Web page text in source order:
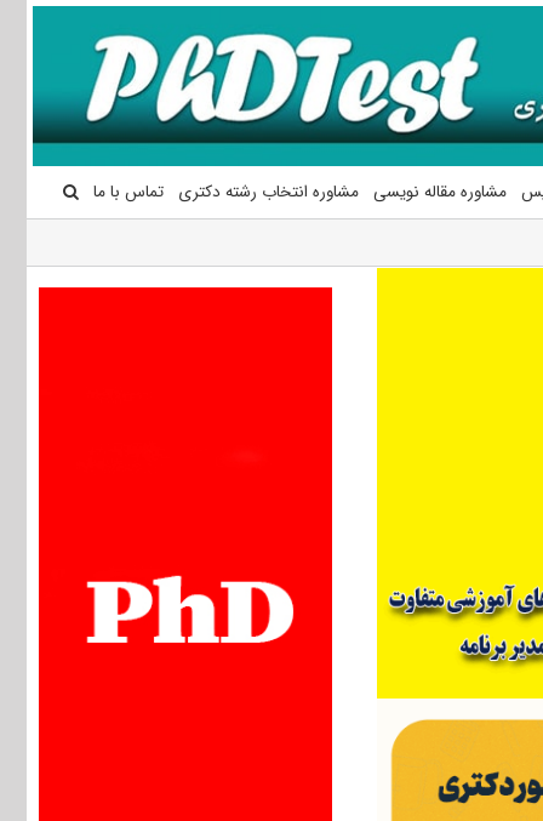
مشاوره مقاله نویسی مشاوره انتخاب رشته دکتری تماس با ما